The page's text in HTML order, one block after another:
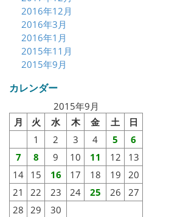
2016年12月
2016年3月
2016年1月
2015年11月
2015年9月
カレンダー
2015年9月
月
火 水 木 金 土 日
1 2 3 4 5
6
7
8 9 10 11 12
13
14 15 16 17 18 19
20
21
22 23 24 25 26
27
28 29 30